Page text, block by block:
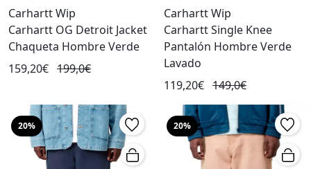
Carhartt Wip
Carhartt OG Detroit Jacket
Chaqueta Hombre Verde
159,20€ 199,0€
Carhartt Wip
Carhartt Single Knee
Pantalón Hombre Verde
Lavado
119,20€ 149,0€
20% 20%